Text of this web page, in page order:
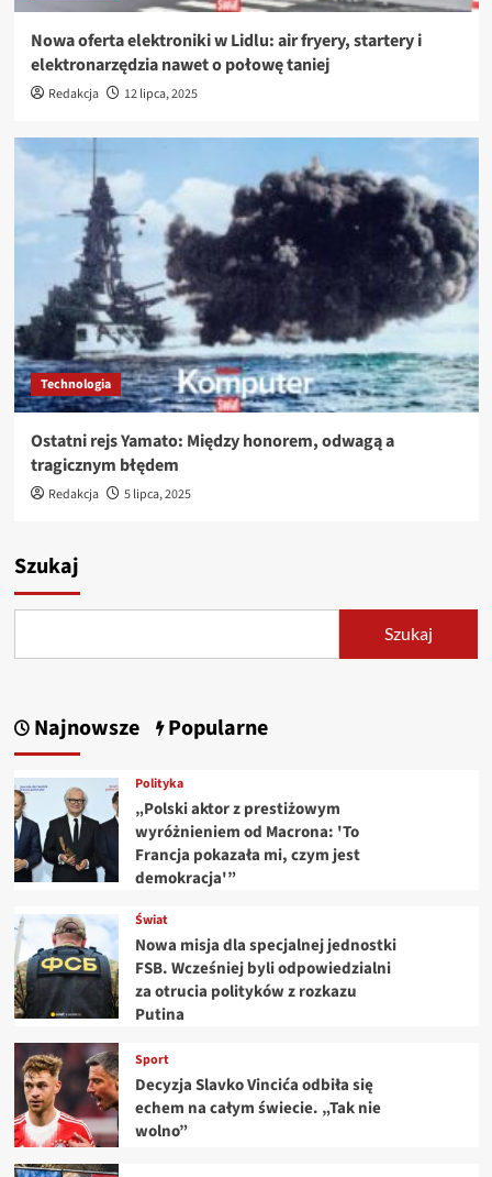
Nowa oferta elektroniki w Lidlu: air fryery, startery i
elektronarzędzia nawet o połowę taniej
Redakcja 12 lipca, 2025
Technologia
Ostatni rejs Yamato: Między honorem, odwagą a
tragicznym błędem
Redakcja 5 lipca, 2025
Szukaj
Szukaj
Najnowsze Popularne
Polityka
„Polski aktor z prestiżowym
wyróżnieniem od Macrona: 'To
Francja pokazała mi, czym jest
demokracja'”
Świat
Nowa misja dla specjalnej jednostki
FSB. Wcześniej byli odpowiedzialni
za otrucia polityków z rozkazu
Putina
Sport
Decyzja Slavko Vincića odbiła się
echem na całym świecie. „Tak nie
wolno”